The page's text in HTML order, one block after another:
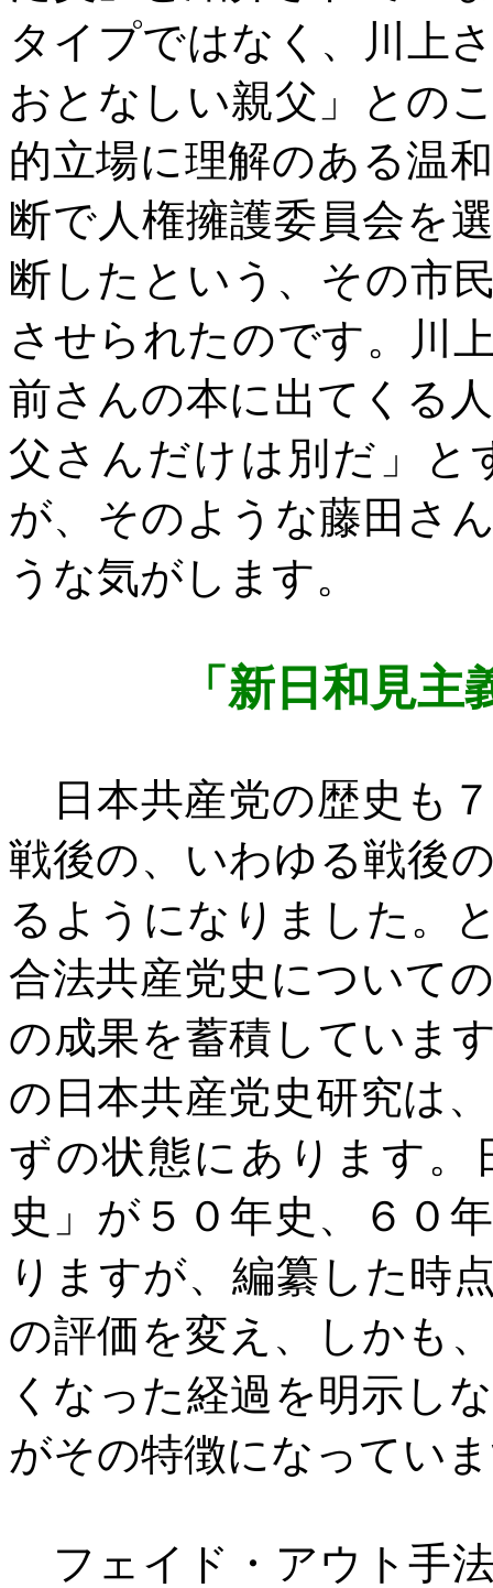
タイプではなく、川上
おとなしい親父」との
的立場に理解のある温
断で人権擁護委員会を
断したという、その市
させられたのです。川
前さんの本に出てくる
父さんだけは別だ」と
が、そのような藤田さ
うな気がします。
「新日和見
日本共産党の歴史も
戦後の、いわゆる戦後
るようになりました。
合法共産党史について
の成果を蓄積していま
の日本共産党史研究は
ずの状態にあります。
史」が５０年史、６０
りますが、編纂した時
の評価を変え、しかも
くなった経過を明示し
がその特徴になってい
フェイド・アウト手